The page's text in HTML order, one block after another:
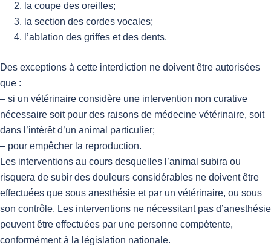
la coupe des oreilles;
la section des cordes vocales;
l’ablation des griffes et des dents.
Des exceptions à cette interdiction ne doivent être autorisées
que :
– si un vétérinaire considère une intervention non curative
nécessaire soit pour des raisons de médecine vétérinaire, soit
dans l’intérêt d’un animal particulier;
– pour empêcher la reproduction.
Les interventions au cours desquelles l’animal subira ou
risquera de subir des douleurs considérables ne doivent être
effectuées que sous anesthésie et par un vétérinaire, ou sous
son contrôle. Les interventions ne nécessitant pas d’anesthésie
peuvent être effectuées par une personne compétente,
conformément à la législation nationale.